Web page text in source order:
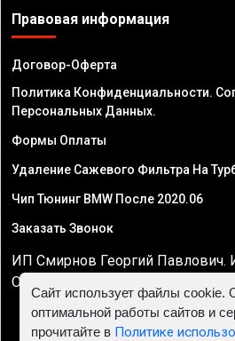
Правовая информация
Договор-Оферта
Политика Конфиденциальности.
Персональных Данных.
Формы Оплаты
Удаление Сажевого Фильтра На
Чип Тюнинг BMW После 2020.06
Заказать Звонок
ИП Смирнов Георгий Павлович.
ОГРНИП 324470400032610
Сайт использует файлы cookie.
оптимальной работы сайтов и
прочитайте в Политике